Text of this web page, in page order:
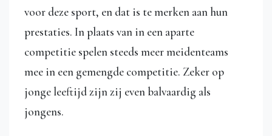
voor deze sport, en dat is te merken aan hun
prestaties. In plaats van in een aparte
competitie spelen steeds meer meidenteams
mee in een gemengde competitie. Zeker op
jonge leeftijd zijn zij even balvaardig als
jongens.